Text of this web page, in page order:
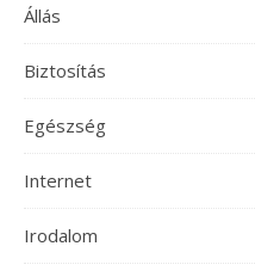
Állás
Biztosítás
Egészség
Internet
Irodalom